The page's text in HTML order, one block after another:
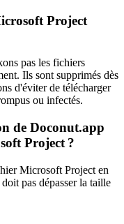
Project
pas les fichiers
Ils sont supprimés dès
d'éviter de télécharger
ou infectés.
de Doconut.app
Project ?
Microsoft Project en
pas dépasser la taille